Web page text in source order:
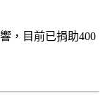
，目前已捐助400